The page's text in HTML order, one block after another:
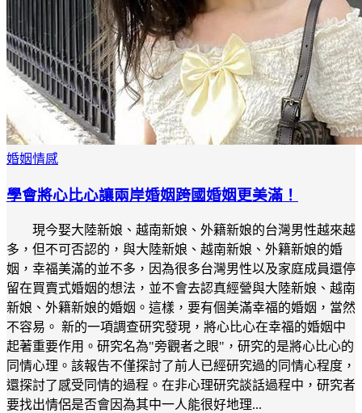
婚姻情感
學會將心比心讓兩岸婚姻跨國婚姻更美滿！
現今娶大陸新娘、越南新娘、外籍新娘的台灣男性越來越
多，但不可否認的，與大陸新娘、越南新娘、外籍新娘的婚
姻，幸福美滿的並不多，因為很多台灣男性以及家庭成員還停
留在買賣式婚姻的想法，並不會去認真經營與大陸新娘、越南
新娘、外籍新娘的婚姻。這樣，要有個美滿幸福的婚姻，當然
不容易。 新的一項調查研究發現，將心比心在幸福的婚姻中
起著重要作用。研究名為"旁觀者之眼"，研究的是將心比心的
同情心理。該報告不僅探討了前人已經研究過的同情心程度，
還探討了感受同情的過程。在非心理研究談話過程中，研究者
要找出情侶是否會因為其中一人能很好地理...